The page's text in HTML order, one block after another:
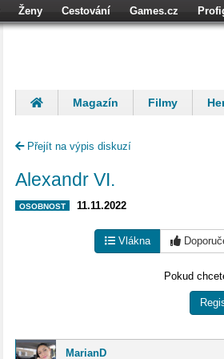
Ženy Cestování Games.cz
Magazín Filmy
Přejít na výpis diskuzí
Alexandr VI.
OSOBNOST 11.11.2022
Vlákna
Pokud
MarianD